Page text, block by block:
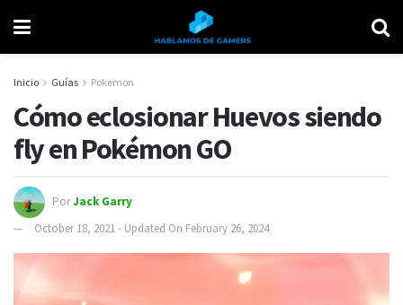
Inicio Guías Pokemon
Cómo eclosionar Huevos siendo
fly en Pokémon GO
PorJack Garry
October 18, 2021 - Updated On February 26, 2024